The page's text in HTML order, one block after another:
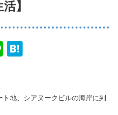
】
Line
地、シアヌークビルの海岸に到